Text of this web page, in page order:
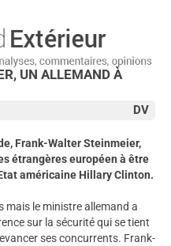
UN ALLEMAND À
DV
Frank-Walter Steinmeier,
étrangères européen à être
américaine Hillary Clinton.
mais le ministre allemand a
sur la sécurité qui se tient
ses concurrents. Frank-